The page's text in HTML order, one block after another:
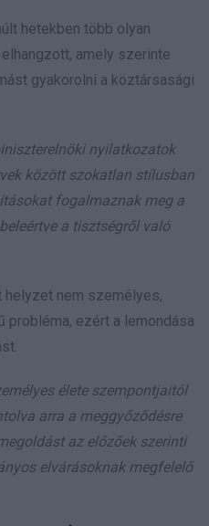
hetekben több olyan
amely szerinte
gyakorolni a köztársasági
nyilatkozatok
között szokatlan stílusban
fogalmaznak meg a
a tisztségről való
helyzet nem személyes,
probléma, ezért a lemondása
élete szempontjaitól
arra a meggyőződésre
az előzőek szerinti
elvárásoknak megfelelő